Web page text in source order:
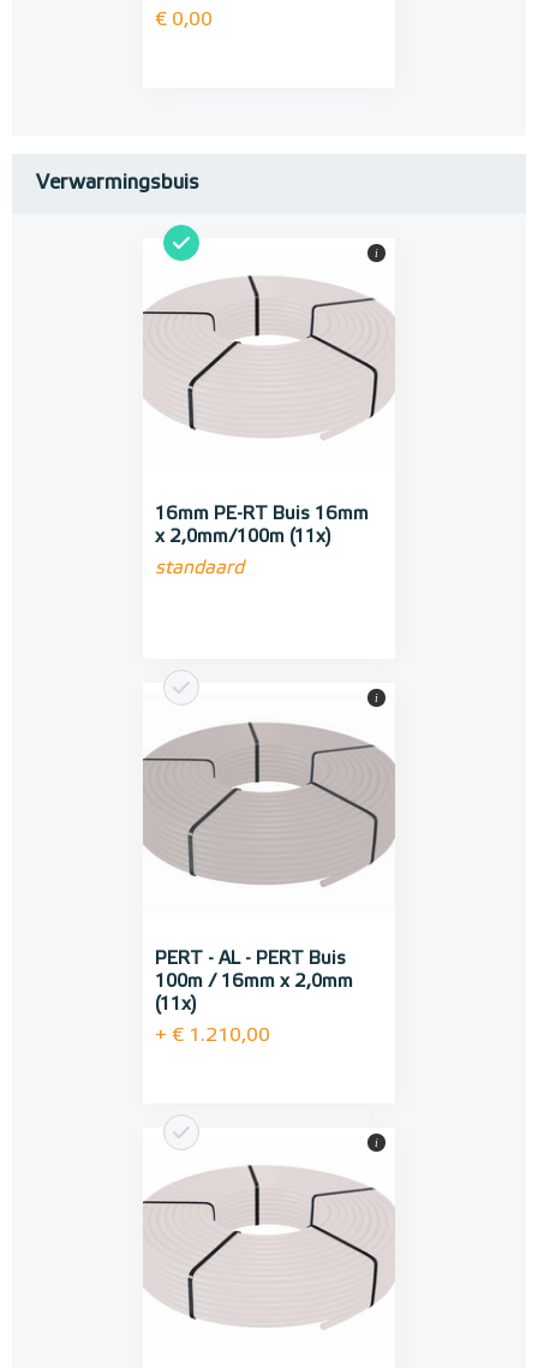
€ 0,00
Verwarmingsbuis
16mm PE-RT Buis 16mm
x 2,0mm/100m (11x)
standaard
i
PERT - AL - PERT Buis
100m / 16mm x 2,0mm
(11x)
+ € 1.210,00
i
i